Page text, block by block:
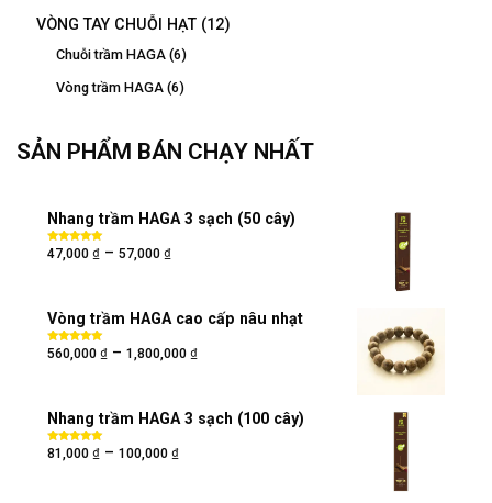
VÒNG TAY CHUỖI HẠT (12)
Chuỗi trầm HAGA (6)
Vòng trầm HAGA (6)
SẢN PHẨM BÁN CHẠY NHẤT
Nhang trầm HAGA 3 sạch (50 cây)
Được xếp
hạng 5.005
47,000 ₫ – 57,000 ₫
Vòng trầm HAGA cao cấp nâu nhạt
Được xếp
hạng5.005
560,000 ₫ – 1,800,000 ₫
Nhang trầm HAGA 3 sạch (100 cây)
Được xếp
hạng 5.005
81,000 ₫ – 100,000 ₫